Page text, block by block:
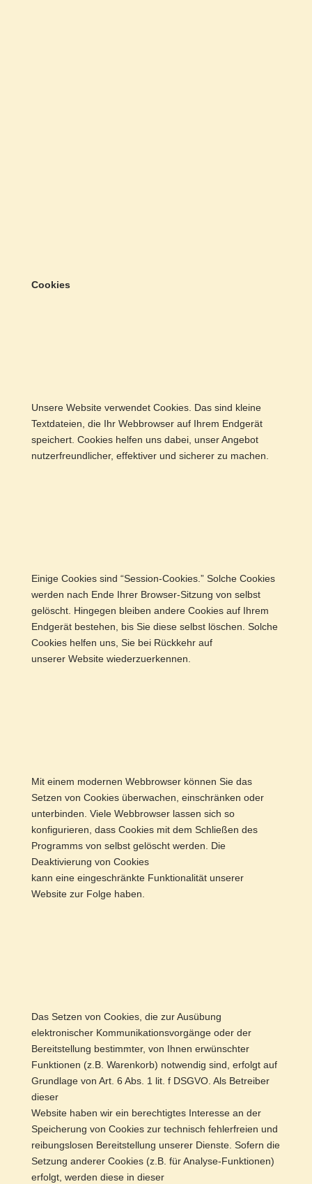
Cookies
Unsere Website verwendet Cookies. Das sind kleine
Textdateien, die Ihr Webbrowser auf Ihrem Endgerät
speichert. Cookies helfen uns dabei, unser Angebot
nutzerfreundlicher, effektiver und sicherer zu machen.
Einige Cookies sind “Session-Cookies.” Solche Cookies
werden nach Ende Ihrer Browser-Sitzung von selbst
gelöscht. Hingegen bleiben andere Cookies auf Ihrem
Endgerät bestehen, bis Sie diese selbst löschen. Solche
Cookies helfen uns, Sie bei Rückkehr auf
unserer Website wiederzuerkennen.
Mit einem modernen Webbrowser können Sie das
Setzen von Cookies überwachen, einschränken oder
unterbinden. Viele Webbrowser lassen sich so
konfigurieren, dass Cookies mit dem Schließen des
Programms von selbst gelöscht werden. Die
Deaktivierung von Cookies
kann eine eingeschränkte Funktionalität unserer
Website zur Folge haben.
Das Setzen von Cookies, die zur Ausübung
elektronischer Kommunikationsvorgänge oder der
Bereitstellung bestimmter, von Ihnen erwünschter
Funktionen (z.B. Warenkorb) notwendig sind, erfolgt auf
Grundlage von Art. 6 Abs. 1 lit. f DSGVO. Als Betreiber
dieser
Website haben wir ein berechtigtes Interesse an der
Speicherung von Cookies zur technisch fehlerfreien und
reibungslosen Bereitstellung unserer Dienste. Sofern die
Setzung anderer Cookies (z.B. für Analyse-Funktionen)
erfolgt, werden diese in dieser